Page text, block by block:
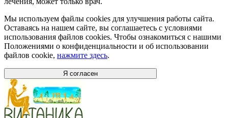
Мы используем файлы cookies для улучшения работы сайта.
Оставаясь на нашем сайте, вы соглашаетесь с условиями
использования файлов cookies. Чтобы ознакомиться с нашими
Положениями о конфиденциальности и об использовании
файлов cookie, нажмите здесь.
Я согласен